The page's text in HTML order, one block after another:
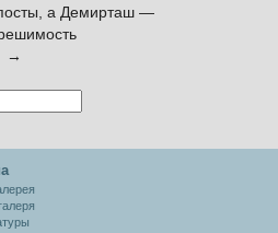
а Демирташ —
→